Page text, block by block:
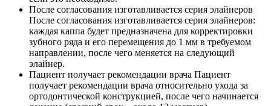
После согласования изготавливается серия элайнеров
После согласования изготавливается серия элайнеров:
каждая каппа будет предназначена для корректировки
зубного ряда и его перемещения до 1 мм в требуемом
направлении, после чего меняется на следующий
элайнер.
Пациент получает рекомендации врача Пациент
получает рекомендации врача относительно ухода за
ортодонтической конструкцией, после чего начинается